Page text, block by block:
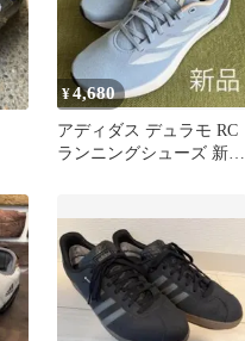
¥4,680
アディダス デュラモ RC
ランニングシューズ 新品